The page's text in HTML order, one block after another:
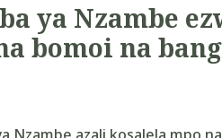
ya Nzambe
bomoi na